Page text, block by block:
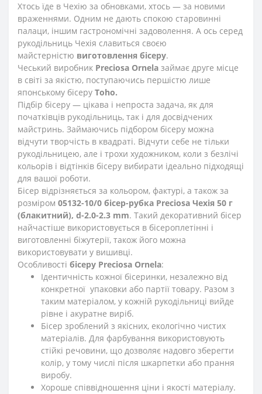
Хтось їде в Чехію за обновками, хтось — за новими
враженнями. Одним не дають спокою старовинні
палаци, іншим гастрономічні задоволення. А ось серед
рукодільниць Чехія славиться своєю
майстерністю виготовлення бісеру.
Чеський виробник Preciosa Ornela займає друге місце
в світі за якістю, поступаючись першістю лише
японському бісеру Toho.
Підбір бісеру — цікава і непроста задача, як для
початківців рукодільниць, так і для досвідчених
майстринь. Займаючись підбором бісеру можна
відчути творчість в квадраті. Відчути себе не тільки
рукодільницею, але і трохи художником, коли з безлічі
кольорів і відтінків бісеру вибирати ідеально підходящі
для вашої роботи.
Бісер відрізняється за кольором, фактурі, а також за
розміром 05132-10/0 бісер-рубка Preciosa Чехія 50 г
(блакитний), d-2.0-2.3 mm. Такий декоративний бісер
найчастіше використовується в бісероплетінні і
виготовленні біжутерії, також його можна
використовувати у вишивці.
Особливості бісеру Preciosa Ornela:
Ідентичність кожної бісеринки, незалежно від
конкретної упаковки або партії товару. Разом з
таким матеріалом, у кожній рукодільниці вийде
рівне і акуратне виріб.
Бісер зроблений з якісних, екологічно чистих
матеріалів. Для фарбування використовують
стійкі речовини, що дозволяє надовго зберегти
колір, у тому числі після шкарпетки або прання
виробу.
Хороше співвідношення ціни і якості матеріалу.